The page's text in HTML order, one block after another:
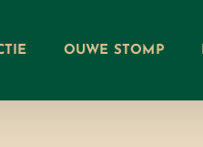
OUWE STOMP